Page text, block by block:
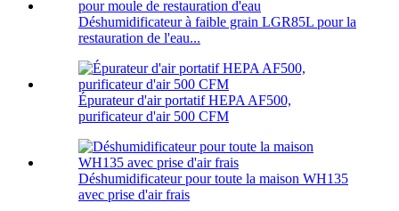
Déshumidificateur à faible grain LGR85L pour la
restauration de l'eau...
Épurateur d'air portatif HEPA AF500,
purificateur d'air 500 CFM
Déshumidificateur pour toute la maison WH135
avec prise d'air frais